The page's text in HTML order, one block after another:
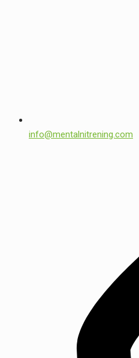
info@mentalnitrening.com